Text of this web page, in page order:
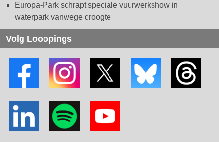
Europa-Park schrapt speciale vuurwerkshow in
waterpark vanwege droogte
Volg Looopings